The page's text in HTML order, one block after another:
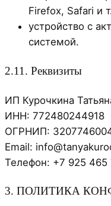
Firefox, Safari и
устройство с
системой.
2.11. Реквизиты
ИП Курочкина
ИНН: 772480244918
ОГРНИП:
Email:
Телефон: +7 925 465
3. ПОЛИТИКА